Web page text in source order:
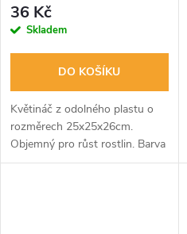
36 Kč
Skladem
DO KOŠÍKU
Květináč z odolného plastu o
rozměrech 25x25x26cm.
Objemný pro růst rostlin. Barva
černá.